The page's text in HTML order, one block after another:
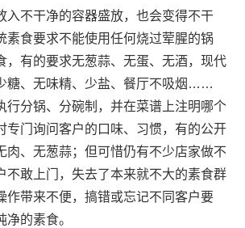
不干净的容器盛放，也会变得不干
素食要求不能使用任何烧过荤腥的锅
，有的要求无葱蒜、无蛋、无酒，现代
糖、无味精、少盐、餐厅不吸烟……
行分锅、分碗制，并在菜谱上注明哪个
专门询问客户的口味、习惯，有的公开
肉、无葱蒜；但可惜仍有不少店家做不
不敢上门，失去了本来就不大的素食群
作带来不便，搞错或忘记不同客户要
的素食。